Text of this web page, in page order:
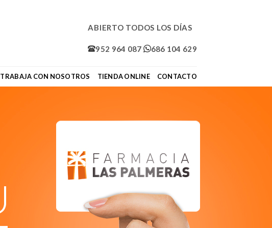
ABIERTO TODOS LOS DÍAS
952 964 087 686 104 629
TRABAJA CON NOSOTROS TIENDA ONLINE CONTACTO